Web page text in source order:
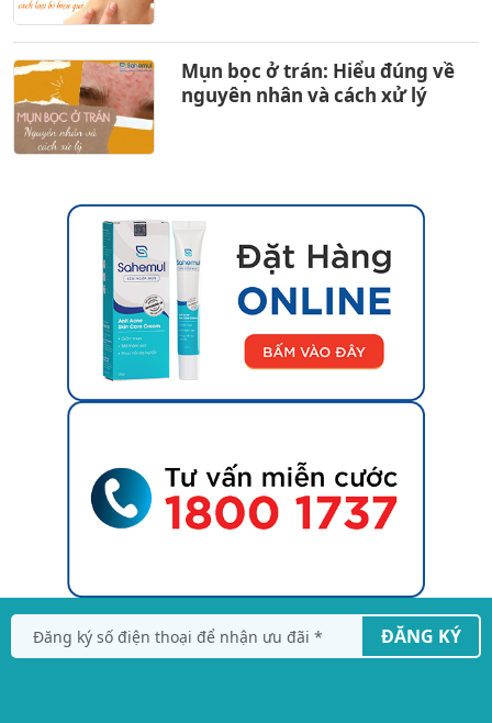
Mụn bọc ở trán: Hiểu đúng về
nguyên nhân và cách xử lý
ĐĂNG KÝ